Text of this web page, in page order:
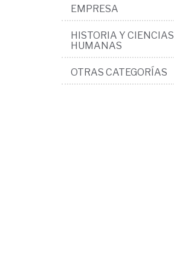
EMPRESA
HISTORIA Y CIENCIAS
HUMANAS
OTRAS CATEGORÍAS